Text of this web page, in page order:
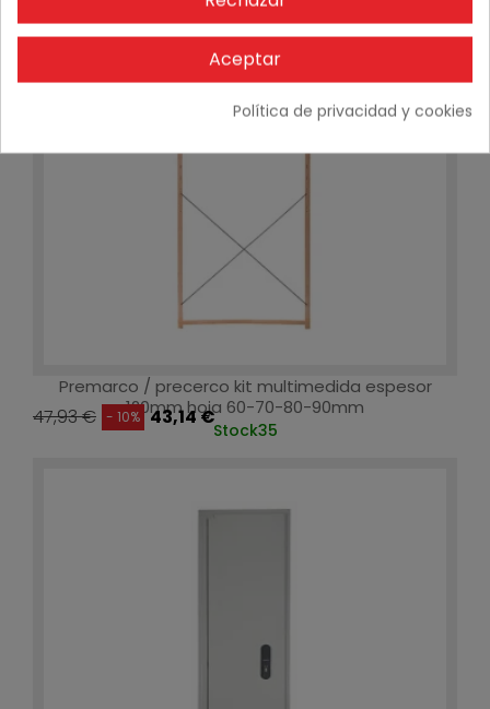
Premarco / precerco kit multimedida espesor
120mm hoja 60-70-80-90mm
47,93 € - 10% 43,14 €
Stock35
Aceptar
Política de privacidad y cookies